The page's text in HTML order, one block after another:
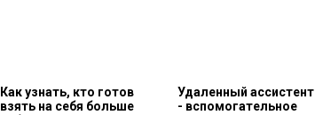
Как узнать, кто готов
взять на себя больше
Удаленный ассистент
- вспомогательное